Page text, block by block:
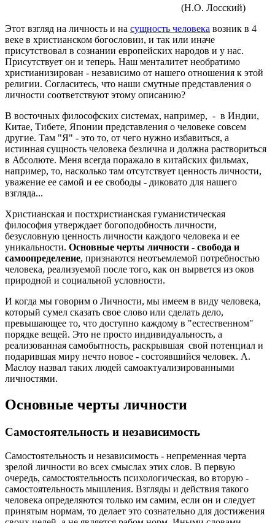
(Н.О. Лосский)
Этот взгляд на личность и на сущность человека возник в 4
веке в христианском богословии, и так или иначе
присутствовал в сознании европейских народов и у нас.
Присутствует он и теперь. Наш менталитет необратимо
христианизирован - независимо от нашего отношения к этой
религии. Согласитесь, что наши смутные представления о
личности соответствуют этому описанию?
В восточных философских системах, например, - в Индии,
Китае, Тибете, Японии представления о человеке совсем
другие. Там "Я" - это то, от чего нужно избавиться, а
истинная сущность человека безлична и должна раствориться
в Абсолюте. Меня всегда поражало в китайских фильмах,
например, то, насколько там отсутствует ценность личности,
уважение ее самой и ее свободы - диковато для нашего
взгляда...
Христианская и постхристианская гуманистическая
философия утверждает богоподобность личности,
безусловную ценность личности каждого человека и ее
уникальности. Основные черты личности - свобода и
самоопределение, признаются неотъемлемой потребностью
человека, реализуемой после того, как он вырвется из оков
природной и социальной условности.
И когда мы говорим о Личности, мы имеем в виду человека,
который сумел сказать свое слово или сделать дело,
превышающее то, что доступно каждому в "естественном"
порядке вещей. Это не просто индивидуальность, а
реализованная самобытность, раскрывшая свой потенциал и
подарившая миру нечто новое - состоявшийся человек. А.
Маслоу назвал таких людей самоактуализированными
личностями.
Основные черты личности
Самостоятельность и независимость
Самостоятельность и независимость - непременная черта
зрелой личности во всех смыслах этих слов. В первую
очередь, самостоятельность психологическая, во вторую -
самостоятельность мышления. Взгляды и действия такого
человека определяются только им самим, если он и следует
принятым нормам, то делает это сознательно для достижения